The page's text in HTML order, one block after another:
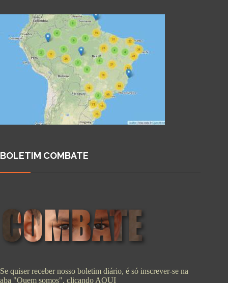
BOLETIM COMBATE
Se quiser receber nosso boletim diário, é só inscrever-se na
aba "Quem somos", clicando AQUI